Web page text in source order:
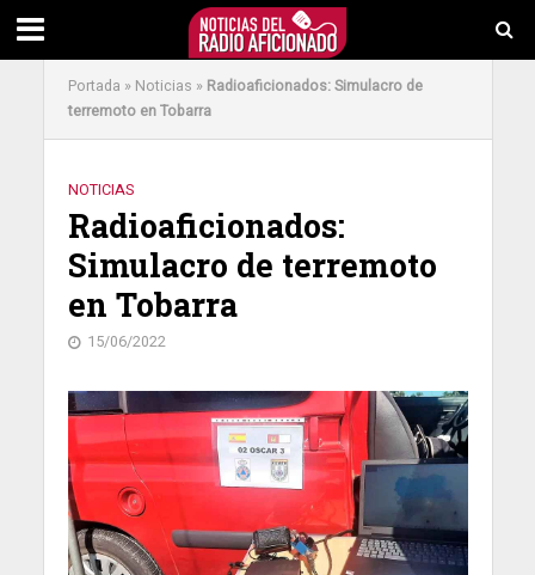
Portada » Noticias » Radioaficionados: Simulacro de
terremoto en Tobarra
NOTICIAS
Radioaficionados:
Simulacro de terremoto
en Tobarra
15/06/2022